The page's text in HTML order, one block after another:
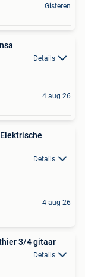
Gisteren
Details
4 aug 26
Details
4 aug 26
3/4 gitaar
Details